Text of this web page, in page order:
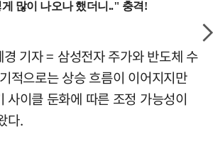
기자 = 삼성전자 주가와 반도체 수
적으로는 상승 흐름이 이어지지만
사이클 둔화에 따른 조정 가능성이
다.